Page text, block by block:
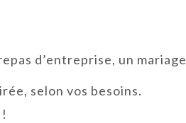
d’entreprise, un mariage
selon vos besoins.